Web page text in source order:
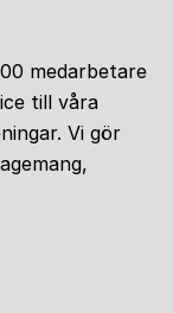
medarbetare
till våra
Vi gör